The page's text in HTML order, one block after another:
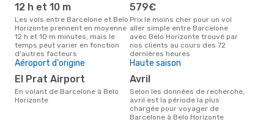
12 h et 10 m
Les vols entre Barcelone et Belo
Horizonte prennent en moyenne
12 h et 10 m minutes, mais le
temps peut varier en fonction
d'autres facteurs
579€
Prix le moins cher pour un vol
aller simple entre Barcelone
avec Belo Horizonte trouvé par
nos clients au cours des 72
dernières heures
Aéroport d'origine
El Prat Airport
En volant de Barcelone à Belo
Horizonte
Haute saison
avril
Selon les données de recherche,
avril est la période la plus
chargée pour voyager de
Barcelone à Belo Horizonte